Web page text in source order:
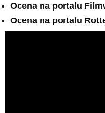
Ocena na portalu
Ocena na portalu